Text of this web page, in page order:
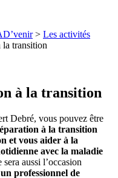
> Les activités
la transition
à la transition
Debré, vous pouvez être
à la transition
et vous aider à la
avec la maladie
sera aussi l’occasion
professionnel de